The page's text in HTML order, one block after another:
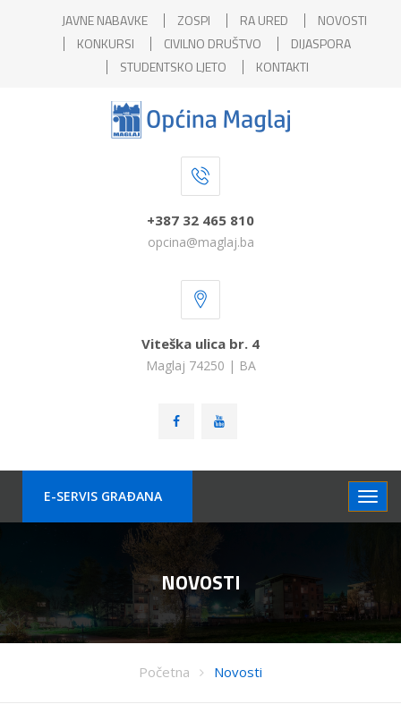
JAVNE NABAVKE ZOSPI RA URED
NOVOSTI
KONKURSI
CIVILNO DRUŠTVO
DIJASPORA
STUDENTSKO LJETO
KONTAKTI
+387 32 465 810
opcina@maglaj.ba
Viteška ulica br. 4
Maglaj 74250 | BA
E-SERVIS GRAÐANA
NOVOSTI
Početna Novosti